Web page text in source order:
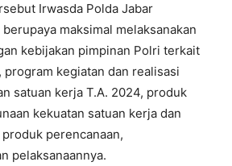
Irwasda Polda Jabar
maksimal melaksanakan
kebijakan pimpinan Polri terkait
kegiatan dan realisasi
satuan kerja T.A. 2024, produk
kekuatan satuan kerja dan
perencanaan,
pelaksanaannya.